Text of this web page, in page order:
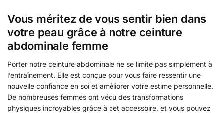
Vous méritez de vous sentir bien dans
votre peau grâce à notre ceinture
abdominale femme
Porter notre ceinture abdominale ne se limite pas simplement à
l’entraînement. Elle est conçue pour vous faire ressentir une
nouvelle confiance en soi et améliorer votre estime personnelle.
De nombreuses femmes ont vécu des transformations
physiques incroyables grâce à cet accessoire, et vous pouvez